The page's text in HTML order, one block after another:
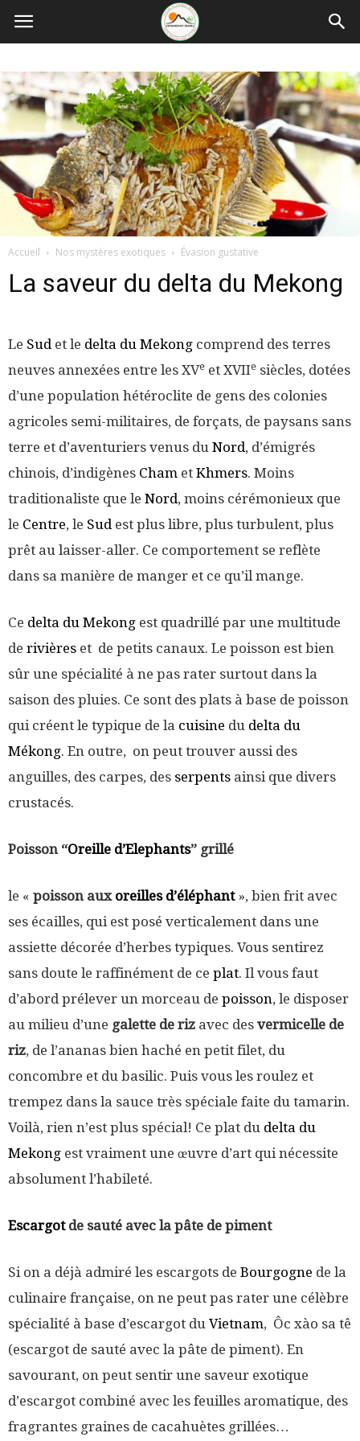
Accueil Nos mystères exotiques Évasion gustative
La saveur du delta du Mekong
Le Sudet le delta du Mekong comprend des terres
neuves annexées entre les XVe et XVIIe siècles, dotées
d’une population hétéroclite de gens des colonies
agricoles semi-militaires, de forçats, de paysans sans
terre et d’aventuriers venus du Nord, d’émigrés
chinois, d’indigènes Cham et Khmers. Moins
traditionaliste que le Nord, moins cérémonieux que
le Centre, le Sudest plus libre, plus turbulent, plus
prêt au laisser-aller. Ce comportement se reflète
dans sa manière de manger et ce qu’il mange.
Ce delta du Mekong est quadrillé par une multitude
de rivières et de petits canaux. Le poisson est bien
sûr une spécialité à ne pas rater surtout dans la
saison des pluies. Ce sont des plats à base de poisson
qui créent le typique de la cuisine du delta du
Mékong. En outre, on peut trouver aussi des
anguilles, des carpes, des serpents ainsi que divers
crustacés.
Poisson “Oreille d’Elephants” grillé
le « poisson aux oreilles d’éléphant», bien frit avec
ses écailles, qui est posé verticalement dans une
assiette décorée d’herbes typiques. Vous sentirez
sans doute le raffinément de ce plat. Il vous faut
d’abord prélever un morceau de poisson, le disposer
au milieu d’une galette de riz avec des vermicelle de
riz, de l’ananas bien haché en petit filet, du
concombre et du basilic. Puis vous les roulez et
trempez dans la sauce très spéciale faite du tamarin.
Voilà, rien n’est plus spécial! Ce plat du delta du
Mekong est vraiment une œuvre d’art qui nécessite
absolument l’habileté.
Escargotde sauté avec la pâte de piment
Si on a déjà admiré les escargots de Bourgogne de la
culinaire française, on ne peut pas rater une célèbre
spécialité à base d’escargot du Vietnam, Ôc xào sa tê
(escargot de sauté avec la pâte de piment). En
savourant, on peut sentir une saveur exotique
d’escargot combiné avec les feuilles aromatique, des
fragrantes graines de cacahuètes grillées…